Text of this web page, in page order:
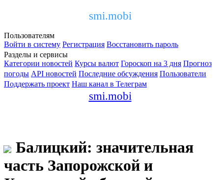
smi.mobi
Пользователям
Войти в систему Регистрация Восстановить пароль
Разделы и сервисы
Категории новостей Курсы валют Гороскоп на 3 дня Прогноз
погоды API новостей Последние обсуждения Пользователи
Поддержать проект Наш канал в Телеграм
smi.mobi
Балицкий: значительная
часть Запорожской и